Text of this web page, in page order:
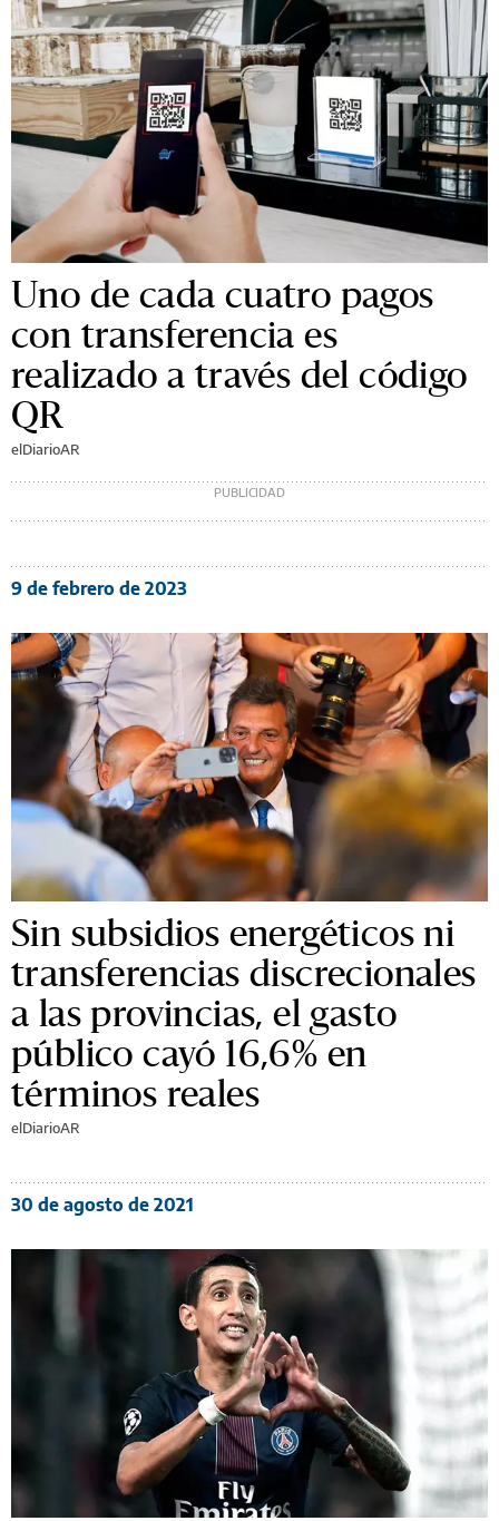
Uno de cada cuatro pagos
con transferencia es
realizado a través del código
QR
elDiarioAR
9 de febrero de 2023
Sin subsidios energéticos ni
transferencias discrecionales
a las provincias, el gasto
público cayó 16,6% en
términos reales
elDiarioAR
30 de agosto de 2021